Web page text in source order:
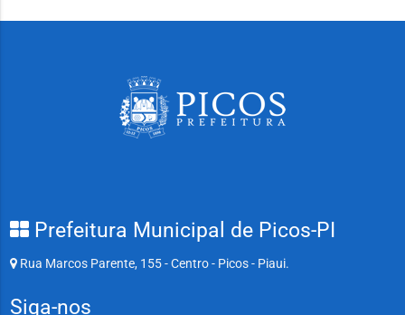
Prefeitura Municipal de Picos-PI
Rua Marcos Parente, 155 - Centro - Picos - Piaui.
Siga-nos